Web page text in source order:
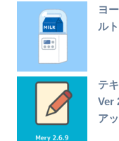
ヨ
ル
テ
Ver
ア